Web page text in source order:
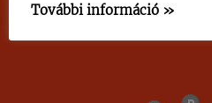
További információ »